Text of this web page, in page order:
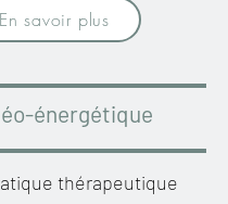
En savoir plus
énergétique
thérapeutique